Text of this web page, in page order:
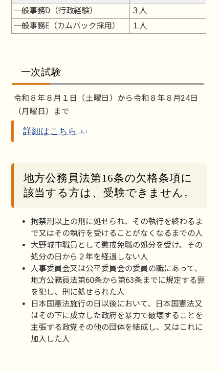
一般事務D（行政経験）
３人
一般事務E（カムバック採用）
１人
一次試験
令和８年８月１日（土曜日）から令和８年８月24日
（月曜日）まで
詳細はこちら
地方公務員法第16条の欠格条項に
該当する方は、受験できません。
拘禁刑以上の刑に処せられ、その執行を終わるま
で又はその執行を受けることがなくなるまでの人
大野城市職員として懲戒免職の処分を受け、その
処分の日から２年を経過しない人
人事委員会又は公平委員会の委員の職にあって、
地方公務員法第60条から第63条までに規定する罪
を犯し、刑に処せられた人
日本国憲法施行の日以後において、日本国憲法又
はその下に成立した政府を暴力で破壊することを
主張する政党その他の団体を結成し、又はこれに
加入した人